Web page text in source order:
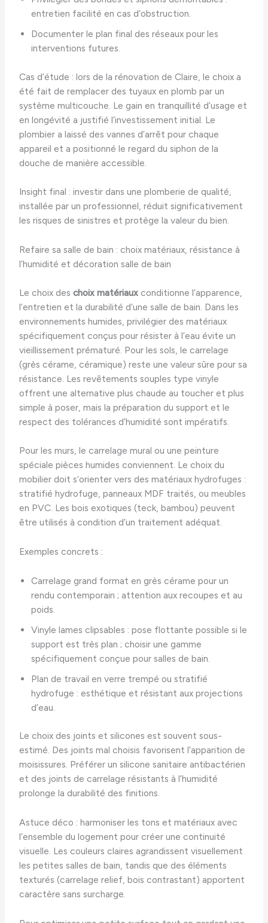
entretien facilité en cas d’obstruction.
Documenter le plan final des réseaux pour les
interventions futures.
Cas d’étude : lors de la rénovation de Claire, le choix a
été fait de remplacer des tuyaux en plomb par un
système multicouche. Le gain en tranquillité d’usage et
en longévité a justifié l’investissement initial. Le
plombier a laissé des vannes d’arrêt pour chaque
appareil et a positionné le regard du siphon de la
douche de manière accessible.
Insight final : investir dans une plomberie de qualité,
installée par un professionnel, réduit significativement
les risques de sinistres et protège la valeur du bien.
Refaire sa salle de bain : choix matériaux, résistance à
l’humidité et décoration salle de bain
Le choix deschoix matériaux conditionne l’apparence,
l’entretien et la durabilité d’une salle de bain. Dans les
environnements humides, privilégier des matériaux
spécifiquement conçus pour résister à l’eau évite un
vieillissement prématuré. Pour les sols, le carrelage
(grès cérame, céramique) reste une valeur sûre pour sa
résistance. Les revêtements souples type vinyle
offrent une alternative plus chaude au toucher et plus
simple à poser, mais la préparation du support et le
respect des tolérances d’humidité sont impératifs.
Pour les murs, le carrelage mural ou une peinture
spéciale pièces humides conviennent. Le choix du
mobilier doit s’orienter vers des matériaux hydrofuges :
stratifié hydrofuge, panneaux MDF traités, ou meubles
en PVC. Les bois exotiques (teck, bambou) peuvent
être utilisés à condition d’un traitement adéquat.
Exemples concrets :
Carrelage grand format en grès cérame pour un
rendu contemporain ; attention aux recoupes et au
poids.
Vinyle lames clipsables : pose flottante possible si le
support est très plan ; choisir une gamme
spécifiquement conçue pour salles de bain.
Plan de travail en verre trempé ou stratifié
hydrofuge : esthétique et résistant aux projections
d’eau.
Le choix des joints et silicones est souvent sous-
estimé. Des joints mal choisis favorisent l’apparition de
moisissures. Préférer un silicone sanitaire antibactérien
et des joints de carrelage résistants à l’humidité
prolonge la durabilité des finitions.
Astuce déco : harmoniser les tons et matériaux avec
l’ensemble du logement pour créer une continuité
visuelle. Les couleurs claires agrandissent visuellement
les petites salles de bain, tandis que des éléments
texturés (carrelage relief, bois contrastant) apportent
caractère sans surcharge.